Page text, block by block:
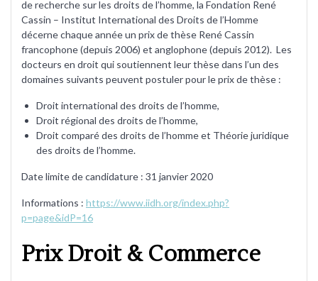
de recherche sur les droits de l’homme, la Fondation René
Cassin – Institut International des Droits de l’Homme
décerne chaque année un prix de thèse René Cassin
francophone (depuis 2006) et anglophone (depuis 2012). Les
docteurs en droit qui soutiennent leur thèse dans l’un des
domaines suivants peuvent postuler pour le prix de thèse :
Droit international des droits de l’homme,
Droit régional des droits de l’homme,
Droit comparé des droits de l’homme et Théorie juridique
des droits de l’homme.
Date limite de candidature : 31 janvier 2020
Informations : https://www.iidh.org/index.php?
p=page&idP=16
Prix Droit & Commerce